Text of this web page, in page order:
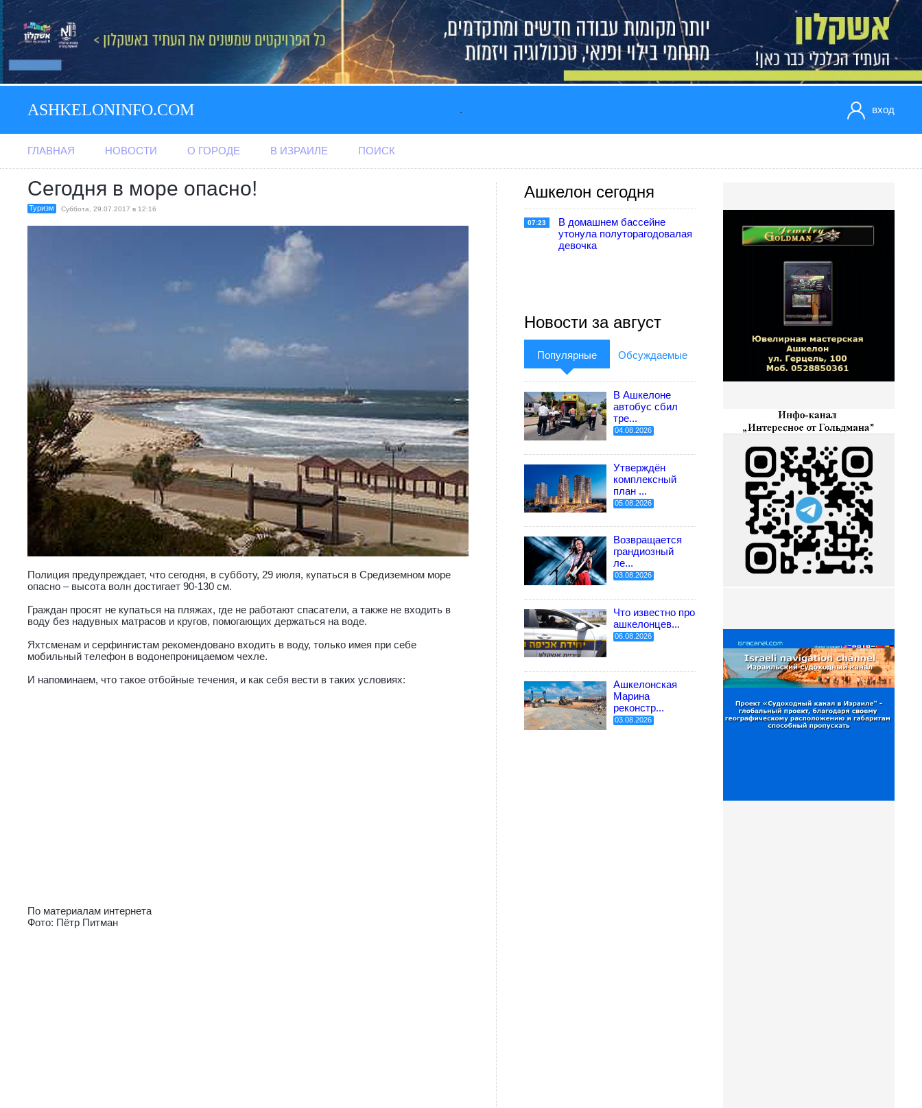
ASHKELONINFO.COM . вход
ГЛАВНАЯ НОВОСТИ О ГОРОДЕ В ИЗРАИЛЕ ПОИСК
Сегодня в море опасно!
Туризм Суббота, 29.07.2017 в 12:16
Полиция предупреждает, что сегодня, в субботу, 29 июля, купаться в Средиземном море
опасно – высота волн достигает 90-130 см.
Граждан просят не купаться на пляжах, где не работают спасатели, а также не входить в
воду без надувных матрасов и кругов, помогающих держаться на воде.
Яхтсменам и серфингистам рекомендовано входить в воду, только имея при себе
мобильный телефон в водонепроницаемом чехле.
И напоминаем, что такое отбойные течения, и как себя вести в таких условиях:
По материалам интернета
Фото: Пётр Питман
Ашкелон сегодня
07:23
В домашнем бассейне
утонула полуторагодовалая
девочка
Новости за август
Популярные Обсуждаемые
В Ашкелоне
автобус сбил
тре...
04.08.2026
Утверждён
комплексный
план ...
05.08.2026
Возвращается
грандиозный
ле...
03.08.2026
Что известно про
ашкелонцев...
06.08.2026
Ашкелонская
Марина
реконстр...
03.08.2026